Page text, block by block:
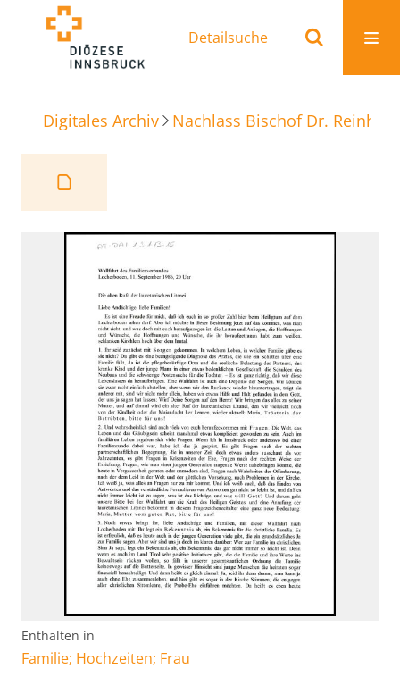
Detailsuche
Digitales Archiv Nachlass Bischof Dr.
Enthalten in
Familie; Hochzeiten; Frau